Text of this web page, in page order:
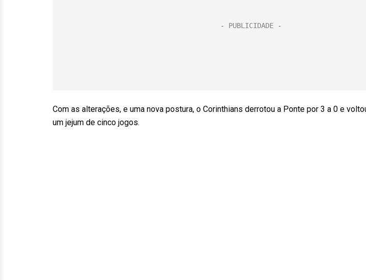
Com as alterações, e uma nova postura, o Corinthians derrotou a Ponte por 3 a 0 e
um jejum de cinco jogos.